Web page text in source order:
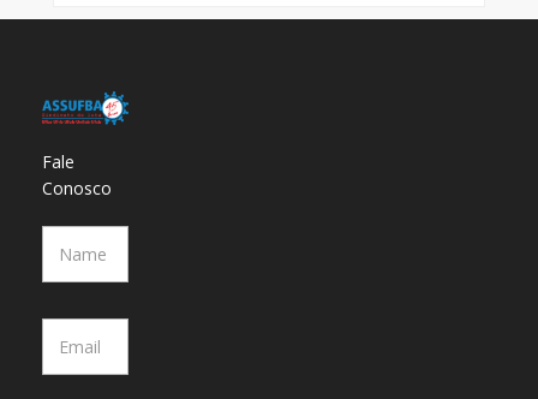
Fale
Conosco